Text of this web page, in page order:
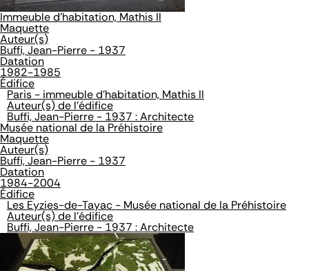
Immeuble d'habitation, Mathis II
Maquette
Auteur(s)
Buffi, Jean-Pierre - 1937
Datation
1982-1985
Édifice
Paris - immeuble d'habitation, Mathis II
Auteur(s) de l'édifice
Buffi, Jean-Pierre - 1937 : Architecte
Musée national de la Préhistoire
Maquette
Auteur(s)
Buffi, Jean-Pierre - 1937
Datation
1984-2004
Édifice
Les Eyzies-de-Tayac - Musée national de la Préhistoire
Auteur(s) de l'édifice
Buffi, Jean-Pierre - 1937 : Architecte